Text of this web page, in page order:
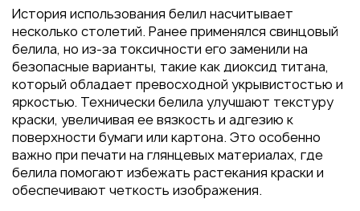
Упаковка
Блокноты с логотипом
Пакеты
Конверты
Журналы
Полиграфия для выставок
под ключ
Полиграфия к выборам 2026
История использования белил насчитывает
несколько столетий. Ранее применялся свинцовый
белила, но из-за токсичности его заменили на
безопасные варианты, такие как диоксид титана,
который обладает превосходной укрывистостью и
яркостью. Технически белила улучшают текстуру
краски, увеличивая ее вязкость и адгезию к
поверхности бумаги или картона. Это особенно
важно при печати на глянцевых материалах, где
белила помогают избежать растекания краски и
обеспечивают четкость изображения.